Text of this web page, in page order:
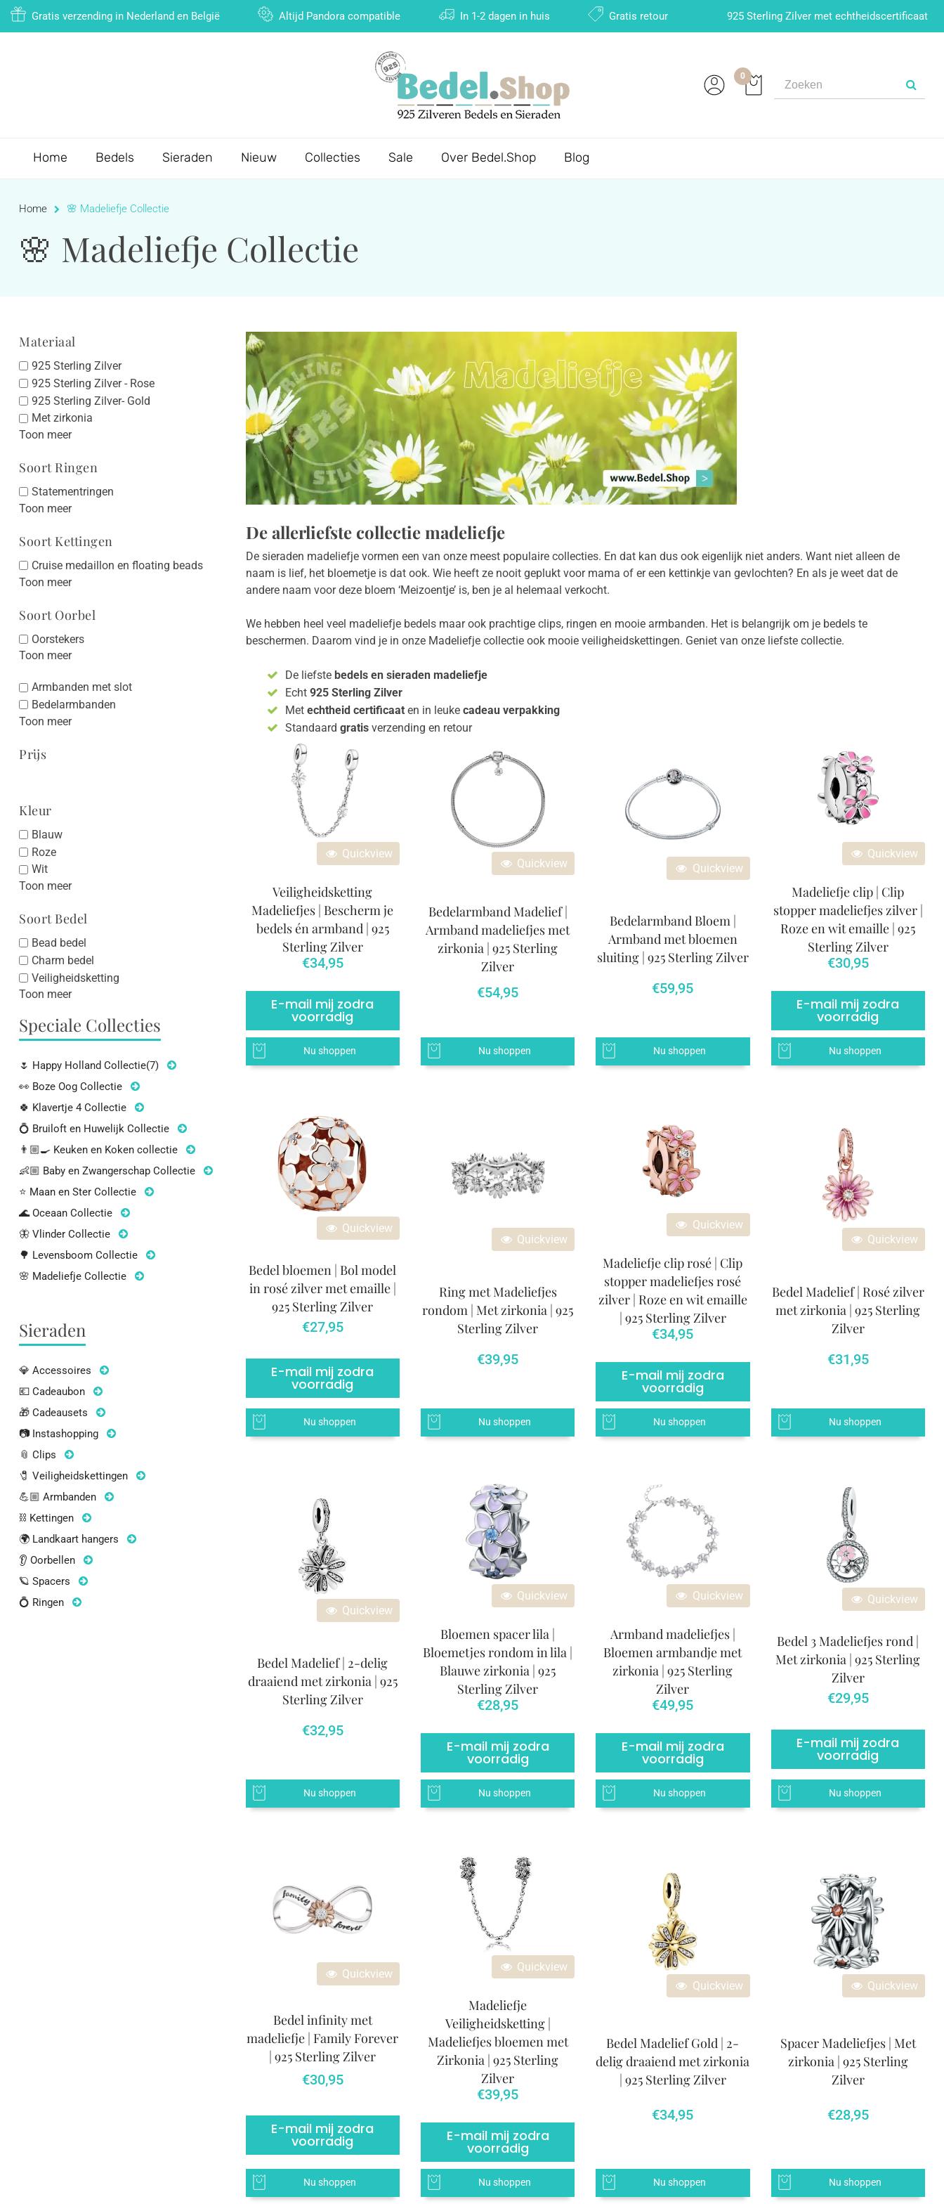
Gratis verzending in Nederland en België Altijd Pandora compatible In 1-2 dagen in huis Gratis retour 925 Sterling Zilver met echtheidscertificaat
0
Home Bedels Sieraden Nieuw Collecties Sale Over Bedel.Shop Blog
Home 🌸 Madeliefje Collectie
🌸 Madeliefje Collectie
Materiaal
925 Sterling Zilver
925 Sterling Zilver - Rose
925 Sterling Zilver- Gold
Met zirkonia
Toon meer
Soort Ringen
Statementringen
Toon meer
Soort Kettingen
Cruise medaillon en floating beads
Toon meer
Soort Oorbel
Oorstekers
Toon meer
Armbanden met slot
Bedelarmbanden
Toon meer
Prijs
Kleur
Blauw
Roze
Wit
Toon meer
Soort Bedel
Bead bedel
Charm bedel
Veiligheidsketting
Toon meer
Speciale Collecties
🌷 Happy Holland Collectie(7)
👀 Boze Oog Collectie
🍀 Klavertje 4 Collectie
💍 Bruiloft en Huwelijk Collectie
👨🏼‍🍳 Keuken en Koken collectie
👶🏼 Baby en Zwangerschap Collectie
⭐ Maan en Ster Collectie
🌊 Oceaan Collectie
🦋 Vlinder Collectie
🌳 Levensboom Collectie
🌸 Madeliefje Collectie
Sieraden
💎 Accessoires
💶 Cadeaubon
🎁 Cadeausets
📷 Instashopping
📎 Clips
🧷 Veiligheidskettingen
💪🏼 Armbanden
⛓ Kettingen
🌍 Landkaart hangers
👂 Oorbellen
🪐 Spacers
💍 Ringen
De allerliefste collectie madeliefje
De sieraden madeliefje vormen een van onze meest populaire collecties. En dat kan dus ook eigenlijk niet anders. Want niet alleen de
naam is lief, het bloemetje is dat ook. Wie heeft ze nooit geplukt voor mama of er een kettinkje van gevlochten? En als je weet dat de
andere naam voor deze bloem ‘Meizoentje’ is, ben je al helemaal verkocht.
We hebben heel veel madeliefje bedels maar ook prachtige clips, ringen en mooie armbanden. Het is belangrijk om je bedels te
beschermen. Daarom vind je in onze Madeliefje collectie ook mooie veiligheidskettingen. Geniet van onze liefste collectie.
De liefste bedels en sieraden madeliefje
Echt 925 Sterling Zilver
Met echtheid certificaaten in leuke cadeau verpakking
Standaard gratisverzending en retour
Quickview
Veiligheidsketting
Madeliefjes | Bescherm je
bedels én armband | 925
Sterling Zilver
€34,95
E-mail mij zodra
voorradig
Nu shoppen
Quickview
Bedelarmband Madelief |
Armband madeliefjes met
zirkonia | 925 Sterling
Zilver
€54,95
Nu shoppen
Quickview
Bedelarmband Bloem |
Armband met bloemen
sluiting | 925 Sterling Zilver
€59,95
Nu shoppen
Quickview
Madeliefje clip | Clip
stopper madeliefjes zilver |
Roze en wit emaille | 925
Sterling Zilver
€30,95
E-mail mij zodra
voorradig
Nu shoppen
Quickview
Bedel bloemen | Bol model
in rosé zilver met emaille |
925 Sterling Zilver
€27,95
E-mail mij zodra
voorradig
Nu shoppen
Quickview
Ring met Madeliefjes
rondom | Met zirkonia | 925
Sterling Zilver
€39,95
Nu shoppen
Quickview
Madeliefje clip rosé | Clip
stopper madeliefjes rosé
zilver | Roze en wit emaille
| 925 Sterling Zilver
€34,95
E-mail mij zodra
voorradig
Nu shoppen
Quickview
Bedel Madelief | Rosé zilver
met zirkonia | 925 Sterling
Zilver
€31,95
Nu shoppen
Quickview
Bedel Madelief | 2-delig
draaiend met zirkonia | 925
Sterling Zilver
€32,95
Nu shoppen
Quickview
Bloemen spacer lila |
Bloemetjes rondom in lila |
Blauwe zirkonia | 925
Sterling Zilver
€28,95
E-mail mij zodra
voorradig
Nu shoppen
Quickview
Armband madeliefjes |
Bloemen armbandje met
zirkonia | 925 Sterling
Zilver
€49,95
E-mail mij zodra
voorradig
Nu shoppen
Quickview
Bedel 3 Madeliefjes rond |
Met zirkonia | 925 Sterling
Zilver
€29,95
E-mail mij zodra
voorradig
Nu shoppen
Quickview
Bedel infinity met
madeliefje | Family Forever
| 925 Sterling Zilver
€30,95
E-mail mij zodra
voorradig
Nu shoppen
Quickview
Madeliefje
Veiligheidsketting |
Madeliefjes bloemen met
Zirkonia | 925 Sterling
Zilver
€39,95
E-mail mij zodra
voorradig
Nu shoppen
Quickview
Bedel Madelief Gold | 2-
delig draaiend met zirkonia
| 925 Sterling Zilver
€34,95
Nu shoppen
Quickview
Spacer Madeliefjes | Met
zirkonia | 925 Sterling
Zilver
€28,95
Nu shoppen